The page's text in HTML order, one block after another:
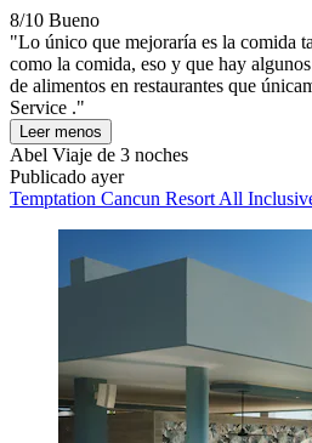
8/10 Bueno
"Lo único que mejoraría es la comida
como la comida, eso y que hay
de alimentos en restaurantes que
Service ."
Leer menos
Abel Viaje de 3 noches
Publicado ayer
Temptation Cancun Resort All